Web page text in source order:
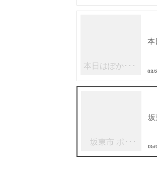
本日はぽか･･･
本
03/
坂東市 ポ･･･
坂
05/